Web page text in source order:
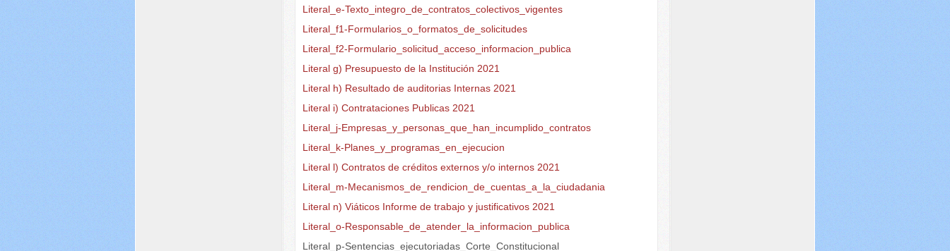
Literal_e-Texto_integro_de_contratos_colectivos_vigentes
Literal_f1-Formularios_o_formatos_de_solicitudes
Literal_f2-Formulario_solicitud_acceso_informacion_publica
Literal g) Presupuesto de la Institución 2021
Literal h) Resultado de auditorias Internas 2021
Literal i) Contrataciones Publicas 2021
Literal_j-Empresas_y_personas_que_han_incumplido_contratos
Literal_k-Planes_y_programas_en_ejecucion
Literal l) Contratos de créditos externos y/o internos 2021
Literal_m-Mecanismos_de_rendicion_de_cuentas_a_la_ciudadania
Literal n) Viáticos Informe de trabajo y justificativos 2021
Literal_o-Responsable_de_atender_la_informacion_publica
Literal_p-Sentencias_ejecutoriadas_Corte_Constitucional